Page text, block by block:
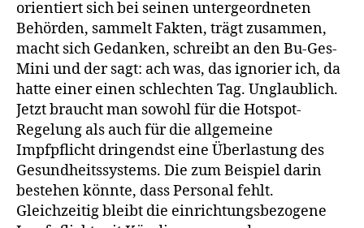
orientiert sich bei seinen untergeordneten
Behörden, sammelt Fakten, trägt zusammen,
macht sich Gedanken, schreibt an den Bu-Ges-
Mini und der sagt: ach was, das ignorier ich, da
hatte einer einen schlechten Tag. Unglaublich.
Jetzt braucht man sowohl für die Hotspot-
Regelung als auch für die allgemeine
Impfpflicht dringendst eine Überlastung des
Gesundheitssystems. Die zum Beispiel darin
bestehen könnte, dass Personal fehlt.
Gleichzeitig bleibt die einrichtungsbezogene